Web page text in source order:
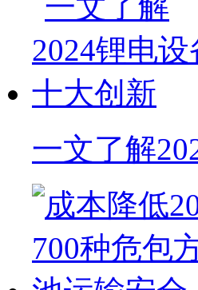
一文了解